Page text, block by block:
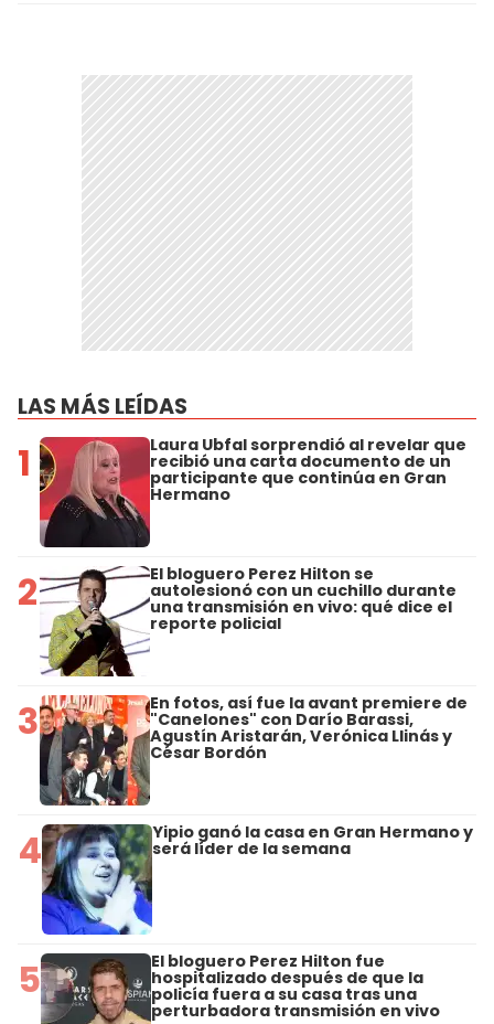
LAS MÁS LEÍDAS
1 Laura Ubfal sorprendió al revelar que
recibió una carta documento de un
participante que continúa en Gran
Hermano
2 El bloguero Perez Hilton se
autolesionó con un cuchillo durante
una transmisión en vivo: qué dice el
reporte policial
3 En fotos, así fue la avant premiere de
"Canelones" con Darío Barassi,
Agustín Aristarán, Verónica Llinás y
César Bordón
4 Yipio ganó la casa en Gran Hermano y
será líder de la semana
5 El bloguero Perez Hilton fue
hospitalizado después de que la
policía fuera a su casa tras una
perturbadora transmisión en vivo